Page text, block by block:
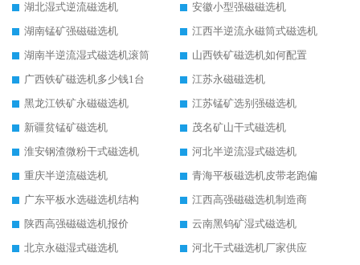
湖北湿式逆流磁选机
安徽小型强磁磁选机
湖南锰矿强磁磁选机
江西半逆流永磁筒式磁选机
湖南半逆流湿式磁选机滚筒
山西铁矿磁选机如何配置
广西铁矿磁选机多少钱1台
江苏永磁磁选机
黑龙江铁矿永磁磁选机
江苏锰矿选别强磁选机
新疆贫锰矿磁选机
茂名矿山干式磁选机
淮安钢渣微粉干式磁选机
河北半逆流湿式磁选机
重庆半逆流磁选机
青海平板磁选机皮带老跑偏
广东平板水选磁选机结构
江西高强磁磁选机制造商
陕西高强磁磁选机报价
云南黑钨矿湿式磁选机
北京永磁湿式磁选机
河北干式磁选机厂家供应